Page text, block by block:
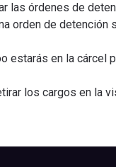
las órdenes de
orden de detención
estarás en la cárcel
los cargos en la